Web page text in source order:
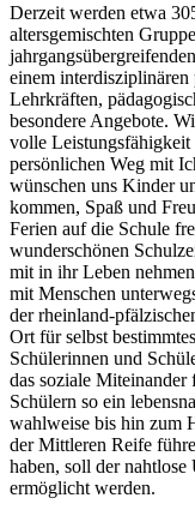
Derzeit werden etwa
altersgemischten
einem interdisziplinären
Lehrkräften,
besondere Angebote.
volle Leistungsfähigkeit
persönlichen Weg mit
wünschen uns Kinder
kommen, Spaß und
Ferien auf die Schule
wunderschönen
mit in ihr Leben
mit Menschen
der rheinland-
Ort für selbst
Schülerinnen und
das soziale Miteinander
Schülern so ein
wahlweise bis hin zum
der Mittleren Reife
haben, soll der
ermöglicht werden.